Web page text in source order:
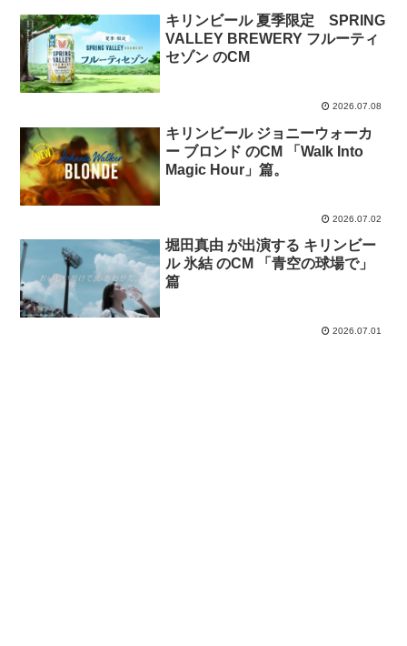
キリンビール 夏季限定 SPRING
VALLEY BREWERY フルーティ
セゾン のCM
2026.07.08
キリンビール ジョニーウォーカ
ー ブロンド のCM 「Walk Into
Magic Hour」篇。
2026.07.02
堀田真由 が出演する キリンビー
ル 氷結 のCM 「青空の球場で」
篇
2026.07.01